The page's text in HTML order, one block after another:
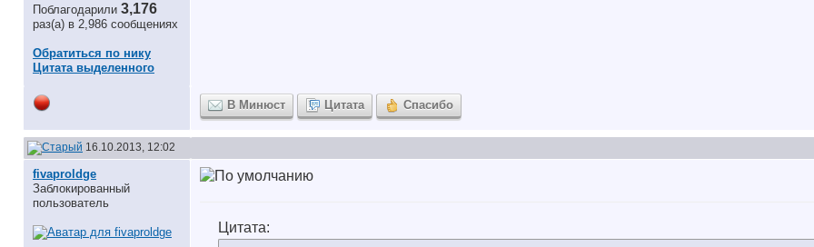
Поблагодарили 3,176
раз(а) в 2,986 сообщениях
Обратиться по нику
Цитата выделенного
В Минюст Цитата Спасибо
16.10.2013, 12:02
fivaproldge
Заблокированный
пользователь
Цитата: